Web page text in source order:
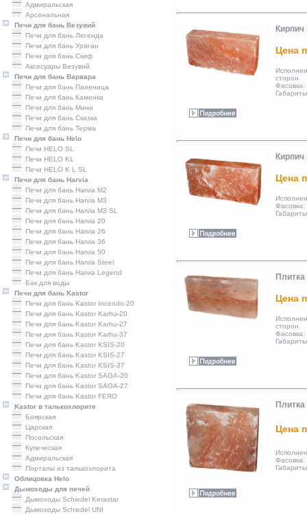
Адмиральская
Арсенальная
Печи для бань Везувий
Печи для бань Легенда
Печи для бань Ураган
Печи для бань Скиф
Аксесуары Везувий
Печи для бань Варвара
Печи для бань Паленица
Печи для бань Каменка
Печи для бань Мини
Печи для бань Сказка
Печи для бань Терма
Печи для бань Helo
Печи HELO SL
Печи HELO KL
Печи HELO K L SL
Печи для бань Harvia
Печи для бань Harvia M2
Печи для бань Harvia M3
Печи для бань Harvia M3 SL
Печи для бань Harvia 20
Печи для бань Harvia 26
Печи для бань Harvia 36
Печи для бань Harvia 50
Печи для бань Harvia Steel
Печи для бань Harvia Legend
Бак для воды
Печи для бань Kastor
Печи для бань Kastor Incendo-20
Печи для бань Kastor Karhu-20
Печи для бань Kastor Karhu-27
Печи для бань Kastor Karhu-37
Печи для бань Kastor KSIS-20
Печи для бань Kastor KSIS-27
Печи для бань Kastor KSIS-37
Печи для бань Kastor SAGA-20
Печи для бань Kastor SAGA-27
Печи для бань Kastor FERO
Kastor в талькохлорите
Боярская
Царская
Посольская
Купеческая
Адмиральская
Порталы из талькохлорита
Облицовка Helo
Дымоходы для печей
Дымоходы Schiedel Kerastar
Дымоходы Schiedel UNI
Цена
сторон
Фасовка:
Цена
Фасовка:
Цена
сторон
Фасовка:
Цена
Фасовка: